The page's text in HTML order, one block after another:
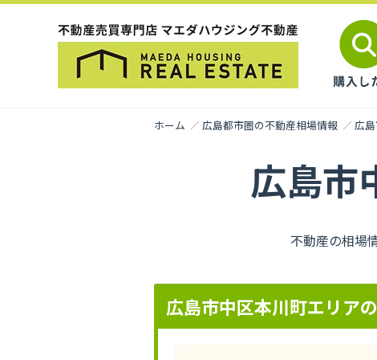
ホーム 広島都市圏の不動産相場情報 広
広島市
不動産の相場
広島市中区本川町エリア